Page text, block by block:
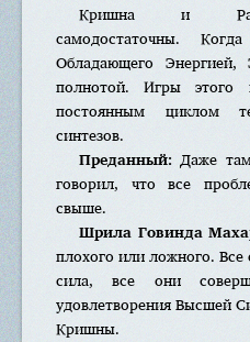
Кришна и
самодостаточны.
Обладающего Энергией,
полнотой. Игры этого
постоянным циклом
синтезов.
Преданный: Даже
говорил, что все
свыше.
Шрила Говинда
плохого или ложного.
сила, все они
удовлетворения Высшей
Кришны.